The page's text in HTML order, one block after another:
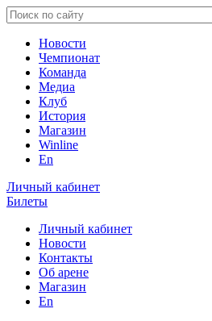
Новости
Чемпионат
Команда
Медиа
Клуб
История
Магазин
Winline
En
Личный кабинет
Билеты
Личный кабинет
Новости
Контакты
Об арене
Магазин
En